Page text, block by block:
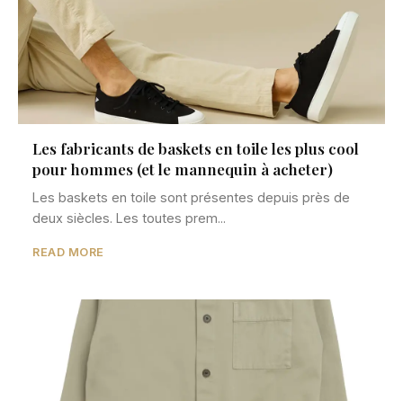
Les fabricants de baskets en toile les plus cool
pour hommes (et le mannequin à acheter)
Les baskets en toile sont présentes depuis près de
deux siècles. Les toutes prem...
READ MORE